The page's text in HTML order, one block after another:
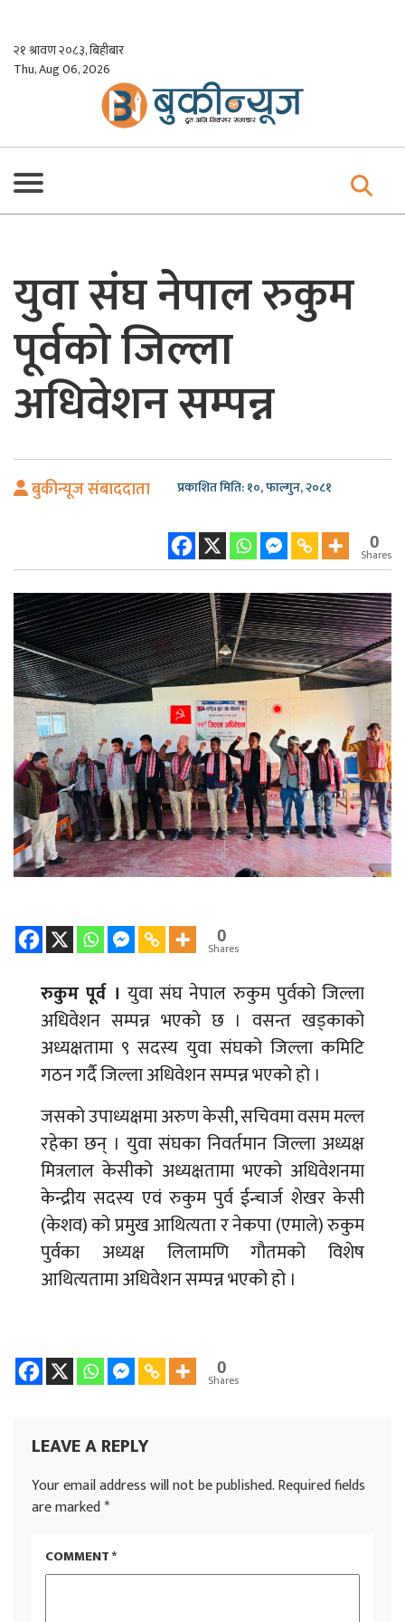
content
२१ श्रावण २०८३, बिहीबार
Thu, Aug 06, 2026
युवा संघ नेपाल रुकुम
पूर्वको जिल्ला
अधिवेशन सम्पन्न
बुकीन्यूज संबाददाता प्रकाशित मिति: १०, फाल्गुन, २०८१
0
Shares
0
Shares
रुकुम पूर्व । युवा संघ नेपाल रुकुम पुर्वको जिल्ला
अधिवेशन सम्पन्न भएको छ । वसन्त खड्काको
अध्यक्षतामा ९ सदस्य युवा संघको जिल्ला कमिटि
गठन गर्दै जिल्ला अधिवेशन सम्पन्न भएको हो ।
जसको उपाध्यक्षमा अरुण केसी, सचिवमा वसम मल्ल
रहेका छन् । युवा संघका निवर्तमान जिल्ला अध्यक्ष
मित्रलाल केसीको अध्यक्षतामा भएको अधिवेशनमा
केन्द्रीय सदस्य एवं रुकुम पुर्व ईन्चार्ज शेखर केसी
(केशव) को प्रमुख आथित्यता र नेकपा (एमाले) रुकुम
पुर्वका अध्यक्ष लिलामणि गौतमको विशेष
आथित्यतामा अधिवेशन सम्पन्न भएको हो ।
0
Shares
LEAVE A REPLY
Your email address will not be published.Required fields
are marked*
COMMENT*